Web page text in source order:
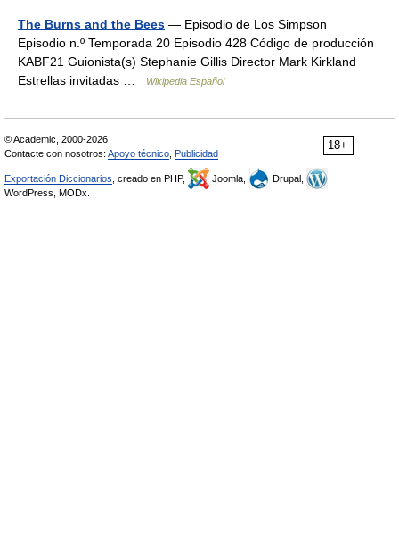
The Burns and the Bees — Episodio de Los Simpson
Episodio n.º Temporada 20 Episodio 428 Código de producción
KABF21 Guionista(s) Stephanie Gillis Director Mark Kirkland
Estrellas invitadas …
Wikipedia Español
18+
© Academic, 2000-2026
Contacte con nosotros: Apoyo técnico Publicidad
Exportación Diccionarios , creado en PHP, Joomla,
Drupal,
WordPress, MODx.